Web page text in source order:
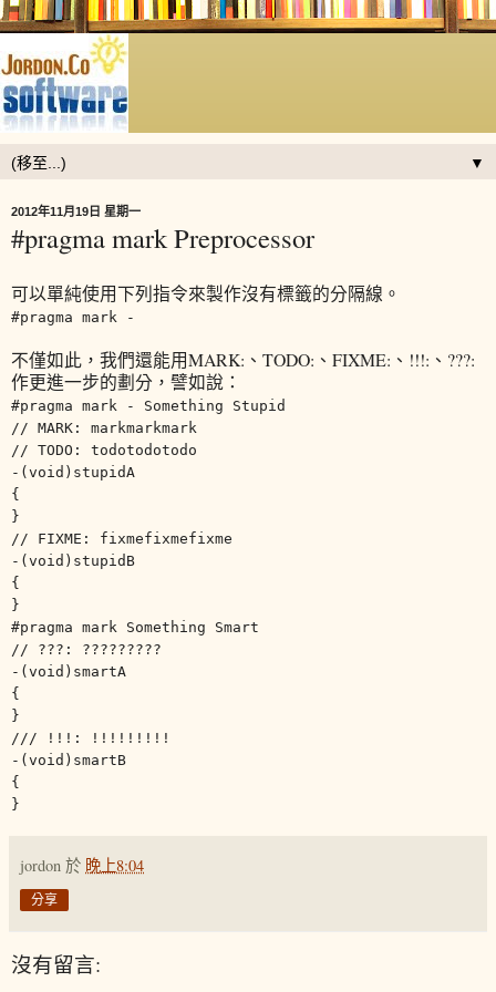
▼
2012年11月19日 星期一
#pragma mark Preprocessor
可以單純使用下列指令來製作沒有標籤的分隔線。
#pragma mark -
不僅如此，我們還能用MARK:、TODO:、FIXME:、!!!:、???:
作更進一步的劃分，譬如說：
#pragma mark - Something Stupid
// MARK: markmarkmark
// TODO: todotodotodo
-(void)stupidA
{
}
// FIXME: fixmefixmefixme
-(void)stupidB
{
}
#pragma mark Something Smart
// ???: ?????????
-(void)smartA
{
}
/// !!!: !!!!!!!!!
-(void)smartB
{
}
jordon 於 晚上8:04
分享
沒有留言: